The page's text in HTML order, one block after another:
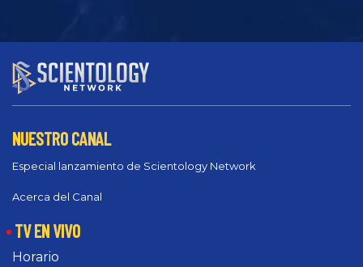
NUESTRO CANAL
Especial lanzamiento de Scientology Network
Acerca del Canal
TV EN VIVO
Horario